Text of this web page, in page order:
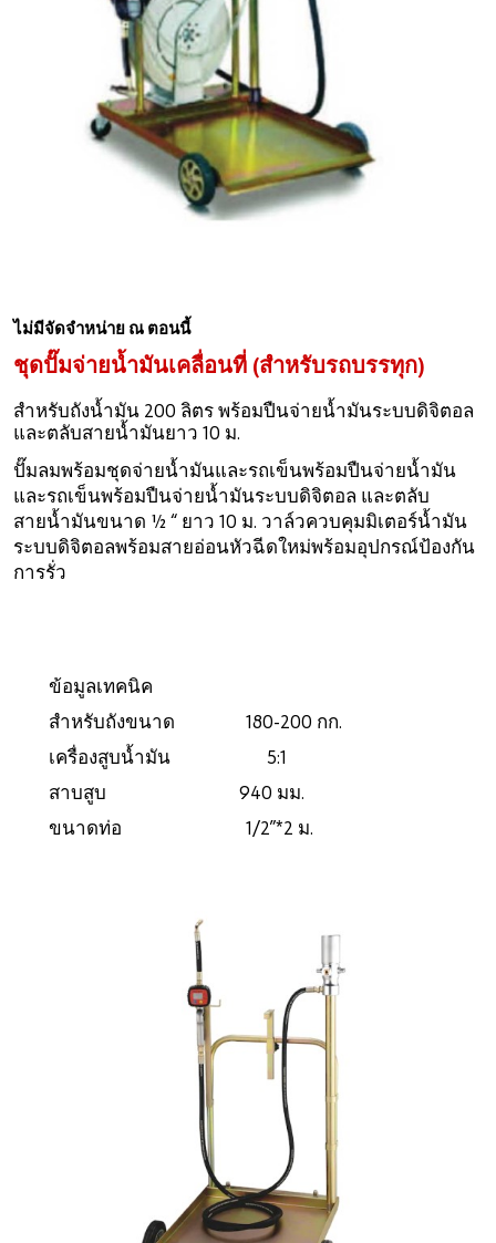
ไม่มีจัดจำหน่าย ณ ตอนนี้
ชุดปั๊มจ่ายน้ำมันเคลื่อนที่ (สำหรับรถบรรทุก)
สำหรับถังน้ำมัน 200 ลิตร พร้อมปืนจ่ายน้ำมันระบบดิจิตอล
และตลับสายน้ำมันยาว 10 ม.
ปั๊มลมพร้อมชุดจ่ายน้ำมันและรถเข็นพร้อมปืนจ่ายน้ำมัน
และรถเข็นพร้อมปืนจ่ายน้ำมันระบบดิจิตอล และตลับ
สายน้ำมันขนาด ½ “ ยาว 10 ม. วาล์วควบคุมมิเตอร์น้ำมัน
ระบบดิจิตอลพร้อมสายอ่อนหัวฉีดใหม่พร้อมอุปกรณ์ป้องกัน
การรั่ว
ข้อมูลเทคนิค
สำหรับถังขนาด 180-200 กก.
เครื่องสูบน้ำมัน 5:1
สาบสูบ 940 มม.
ขนาดท่อ 1/2”*2 ม.